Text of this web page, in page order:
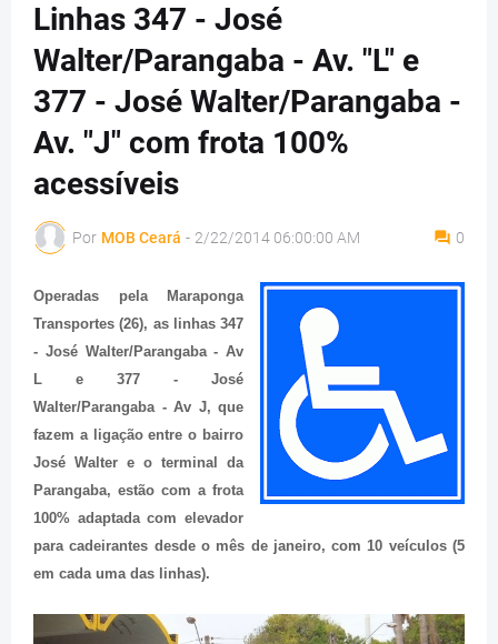
Linhas 347 - José
Walter/Parangaba - Av. "L" e
377 - José Walter/Parangaba -
Av. "J" com frota 100%
acessíveis
Por MOB Ceará - 2/22/2014 06:00:00 AM 0
Operadas pela Maraponga
Transportes (26), as linhas 347
- José Walter/Parangaba - Av
L e 377 - José
Walter/Parangaba - Av J, que
fazem a ligação entre o bairro
José Walter e o terminal da
Parangaba, estão com a frota
100% adaptada com elevador
para cadeirantes desde o mês de janeiro, com 10 veículos (5
em cada uma das linhas).